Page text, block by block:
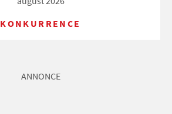
KONKURRENCE
ANNONCE